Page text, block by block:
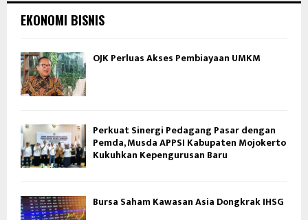
EKONOMI BISNIS
OJK Perluas Akses Pembiayaan UMKM
Perkuat Sinergi Pedagang Pasar dengan
Pemda, Musda APPSI Kabupaten Mojokerto
Kukuhkan Kepengurusan Baru
Bursa Saham Kawasan Asia Dongkrak IHSG